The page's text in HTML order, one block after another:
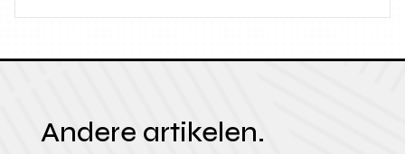
Andere artikelen.